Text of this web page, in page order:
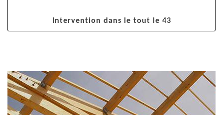
Intervention dans le tout le 43